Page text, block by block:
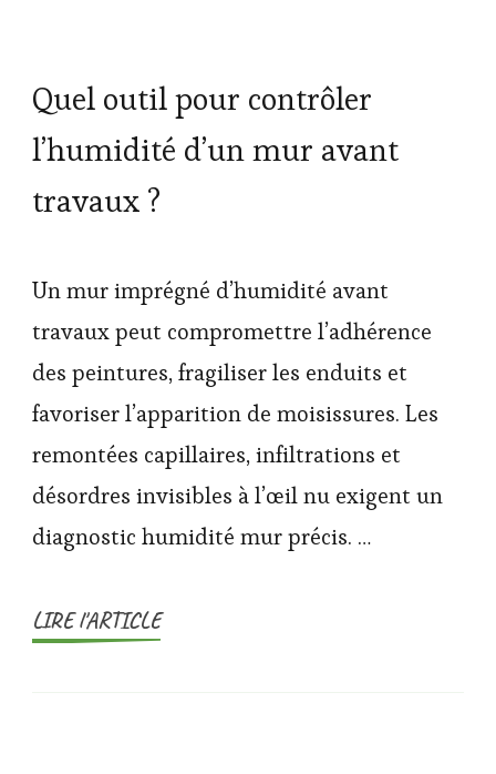
Quel outil pour contrôler
l’humidité d’un mur avant
travaux ?
Un mur imprégné d’humidité avant
travaux peut compromettre l’adhérence
des peintures, fragiliser les enduits et
favoriser l’apparition de moisissures. Les
remontées capillaires, infiltrations et
désordres invisibles à l’œil nu exigent un
diagnostic humidité mur précis. …
LIRE l'ARTICLE